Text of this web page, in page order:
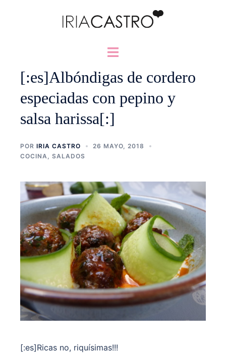
Alternar
[:es]Albóndigas de cordero
especiadas con pepino y
salsa harissa[:]
POR IRIA CASTRO
26 MAYO, 2018
COCINA
SALADOS
[:es]Ricas no, riquísimas!!!